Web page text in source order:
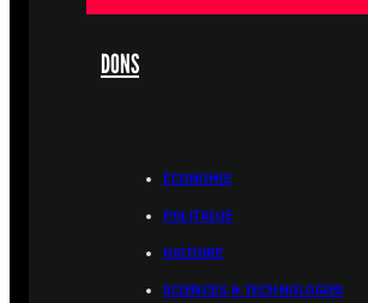
DONS
ÉCONOMIE
POLITIQUE
HISTOIRE
SCIENCES & TECHNOLOGIES